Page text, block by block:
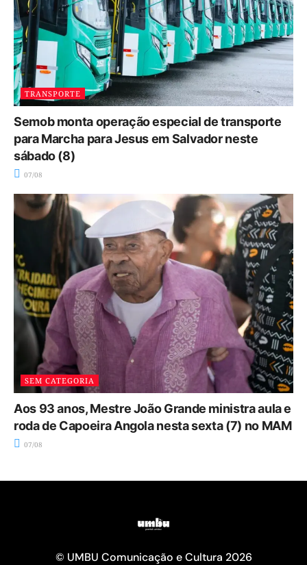
TRANSPORTE
Semob monta operação especial de transporte
para Marcha para Jesus em Salvador neste
sábado (8)
07/08
SEM CATEGORIA
Aos 93 anos, Mestre João Grande ministra aula e
roda de Capoeira Angola nesta sexta (7) no MAM
07/08
© UMBU Comunicação e Cultura 2026